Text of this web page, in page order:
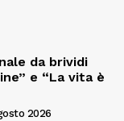
da brividi
e “La vita è
2026